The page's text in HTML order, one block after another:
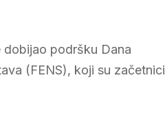
podršku Dana
(FENS), koji su začetnici